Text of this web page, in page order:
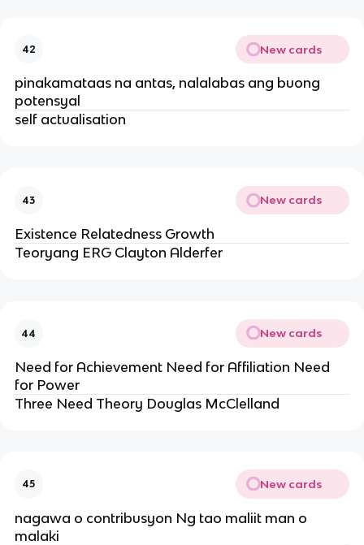
42 New cards
pinakamataas na antas, nalalabas ang buong
potensyal
self actualisation
43 New cards
Existence Relatedness Growth
Teoryang ERG Clayton Alderfer
44 New cards
Need for Achievement Need for Affiliation Need
for Power
Three Need Theory Douglas McClelland
45 New cards
nagawa o contribusyon Ng tao maliit man o
malaki